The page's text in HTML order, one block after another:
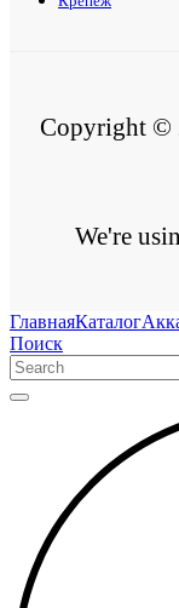
Copyright ©
We're
ГлавнаяКаталог
Поиск